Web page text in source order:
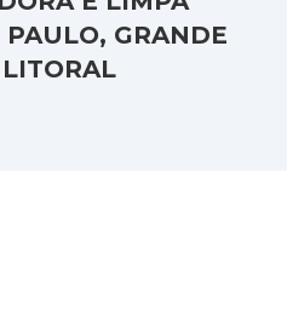
PAULO, GRANDE